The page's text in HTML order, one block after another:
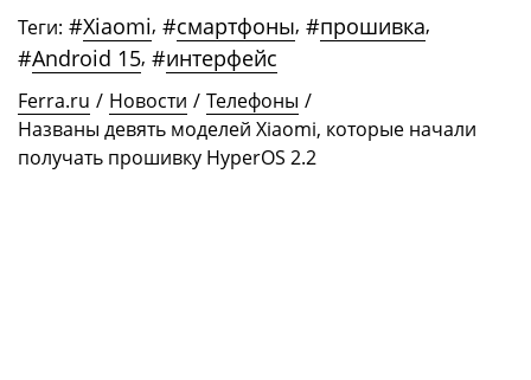
Теги: #Xiaomi, #смартфоны, #прошивка,
#Android 15, #интерфейс
Ferra.ru / Новости / Телефоны /
Названы девять моделей Xiaomi, которые начали
получать прошивку HyperOS 2.2